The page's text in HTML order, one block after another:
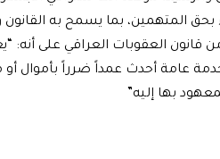
المتهمين، بما يسمح به القانون
المادة (٣٤٠) من قانون العقوبات
عامة أحدث عمداً ضرراً بأموال أو
بها إليه”